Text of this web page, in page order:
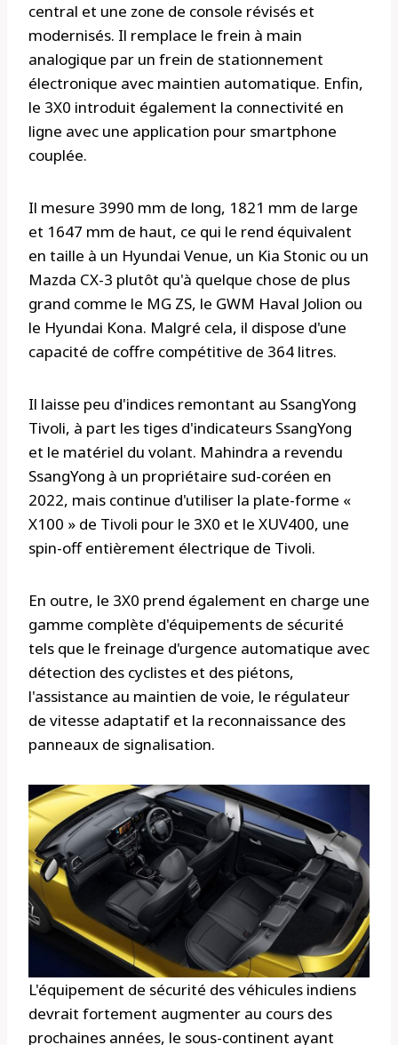
central et une zone de console révisés et
modernisés. Il remplace le frein à main
analogique par un frein de stationnement
électronique avec maintien automatique. Enfin,
le 3X0 introduit également la connectivité en
ligne avec une application pour smartphone
couplée.
Il mesure 3990 mm de long, 1821 mm de large
et 1647 mm de haut, ce qui le rend équivalent
en taille à un Hyundai Venue, un Kia Stonic ou un
Mazda CX-3 plutôt qu'à quelque chose de plus
grand comme le MG ZS, le GWM Haval Jolion ou
le Hyundai Kona. Malgré cela, il dispose d'une
capacité de coffre compétitive de 364 litres.
Il laisse peu d'indices remontant au SsangYong
Tivoli, à part les tiges d'indicateurs SsangYong
et le matériel du volant. Mahindra a revendu
SsangYong à un propriétaire sud-coréen en
2022, mais continue d'utiliser la plate-forme «
X100 » de Tivoli pour le 3X0 et le XUV400, une
spin-off entièrement électrique de Tivoli.
En outre, le 3X0 prend également en charge une
gamme complète d'équipements de sécurité
tels que le freinage d'urgence automatique avec
détection des cyclistes et des piétons,
l'assistance au maintien de voie, le régulateur
de vitesse adaptatif et la reconnaissance des
panneaux de signalisation.
L'équipement de sécurité des véhicules indiens
devrait fortement augmenter au cours des
prochaines années, le sous-continent ayant